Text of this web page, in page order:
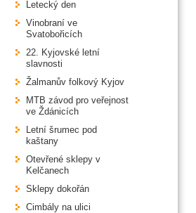
Letecký den
Vinobraní ve
Svatobořicích
22. Kyjovské letní
slavnosti
Žalmanův folkový Kyjov
MTB závod pro veřejnost
ve Ždánicích
Letní šrumec pod
kaštany
Otevřené sklepy v
Kelčanech
Sklepy dokořán
Cimbály na ulici